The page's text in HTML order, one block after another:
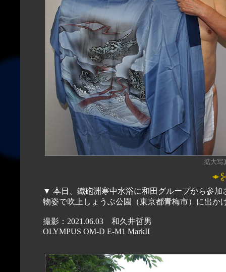
拡大写
▼ 本日、鐵砲洲寒中水浴に和田グループから参
物姿で吹上しょうぶ公園（東京都青梅市）に出か
撮影：2021.06.03 和久井哲男
OLYMPUS OM-D E-M1 MarkII